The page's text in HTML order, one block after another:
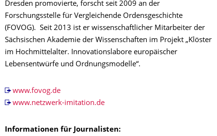
Dresden promovierte, forscht seit 2009 an der
Forschungsstelle für Vergleichende Ordensgeschichte
(FOVOG). Seit 2013 ist er wissenschaftlicher Mitarbeiter der
Sächsischen Akademie der Wissenschaften im Projekt „Klöster
im Hochmittelalter. Innovationslabore europäischer
Lebensentwürfe und Ordnungsmodelle“.
www.fovog.de
www.netzwerk-imitation.de
Informationen für Journalisten: